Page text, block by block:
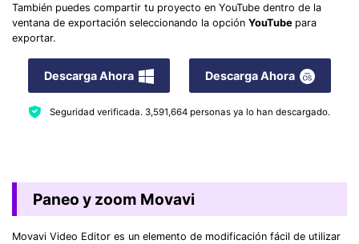
También puedes compartir tu proyecto en YouTube dentro de la
ventana de exportación seleccionando la opción YouTube para
exportar.
Descarga Ahora Descarga Ahora
Seguridad verificada. 3,591,664personas ya lo han descargado.
Paneo y zoom Movavi
Movavi Video Editor es un elemento de modificación fácil de utilizar